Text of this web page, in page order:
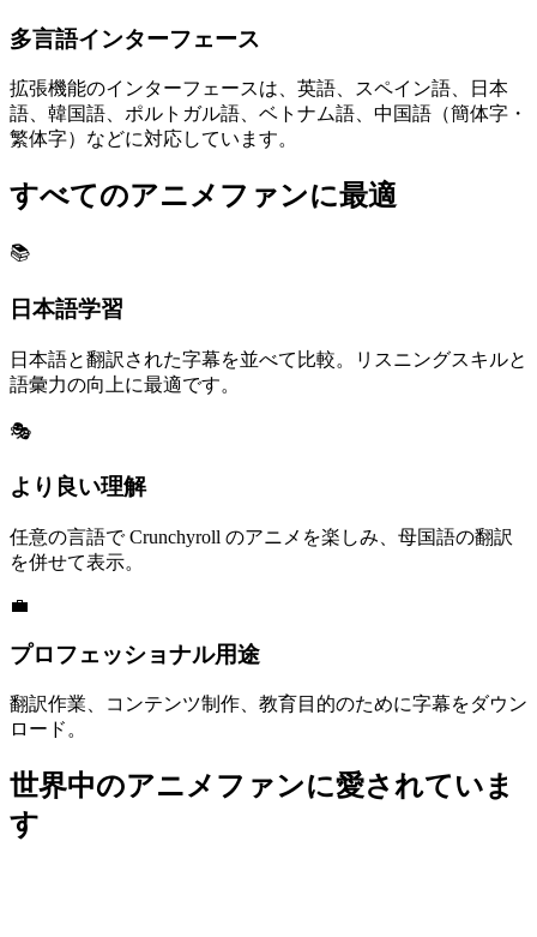
多言語インターフェース
拡張機能のインターフェースは、英語、スペイン語、日本
語、韓国語、ポルトガル語、ベトナム語、中国語（簡体字・
繁体字）などに対応しています。
すべてのアニメファンに最適
📚
日本語学習
日本語と翻訳された字幕を並べて比較。リスニングスキルと
語彙力の向上に最適です。
🎭
より良い理解
任意の言語で Crunchyroll のアニメを楽しみ、母国語の翻訳
を併せて表示。
💼
プロフェッショナル用途
翻訳作業、コンテンツ制作、教育目的のために字幕をダウン
ロード。
世界中のアニメファンに愛されていま
す